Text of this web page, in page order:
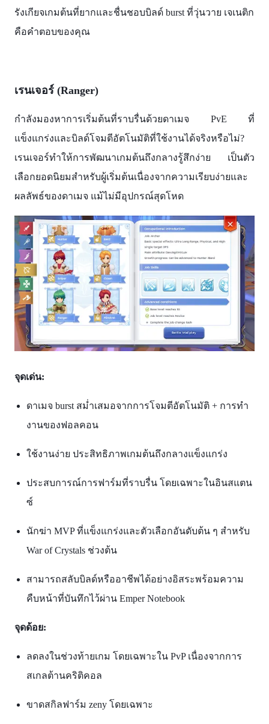
รังเกียจเกมต้นที่ยากและชื่นชอบบิลด์ burst ที่วุ่นวาย เจเนติก
คือคำตอบของคุณ
เรนเจอร์ (Ranger)
กำลังมองหาการเริ่มต้นที่ราบรื่นด้วยดาเมจ PvE ที่
แข็งแกร่งและบิลด์โจมตีอัตโนมัติที่ใช้งานได้จริงหรือไม่?
เรนเจอร์ทำให้การพัฒนาเกมต้นถึงกลางรู้สึกง่าย เป็นตัว
เลือกยอดนิยมสำหรับผู้เริ่มต้นเนื่องจากความเรียบง่ายและ
ผลลัพธ์ของดาเมจ แม้ไม่มีอุปกรณ์สุดโหด
จุดเด่น:
ดาเมจ burst สม่ำเสมอจากการโจมตีอัตโนมัติ + การทำ
งานของฟอลคอน
ใช้งานง่าย ประสิทธิภาพเกมต้นถึงกลางแข็งแกร่ง
ประสบการณ์การฟาร์มที่ราบรื่น โดยเฉพาะในอินสแตน
ซ์
นักฆ่า MVP ที่แข็งแกร่งและตัวเลือกอันดับต้น ๆ สำหรับ
War of Crystals ช่วงต้น
สามารถสลับบิลด์หรืออาชีพได้อย่างอิสระพร้อมความ
คืบหน้าที่บันทึกไว้ผ่าน Emper Notebook​
จุดด้อย:
ลดลงในช่วงท้ายเกม โดยเฉพาะใน PvP เนื่องจากการ
สเกลต้านคริติคอล
ขาดสกิลฟาร์ม zeny โดยเฉพาะ